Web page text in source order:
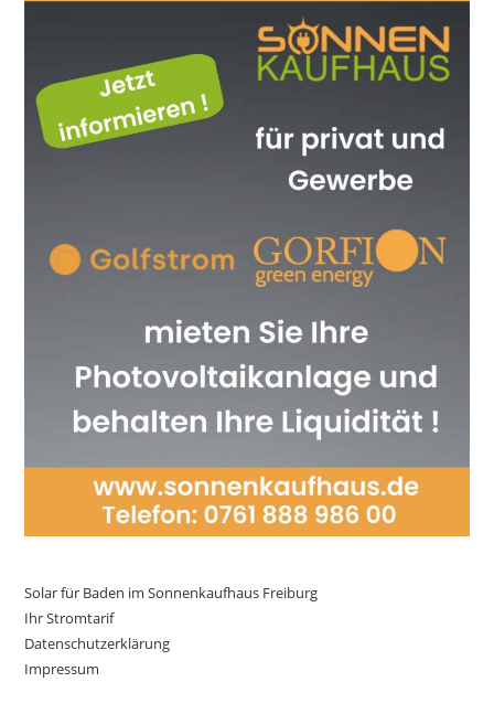
Solar für Baden im Sonnenkaufhaus Freiburg
Ihr Stromtarif
Datenschutzerklärung
Impressum